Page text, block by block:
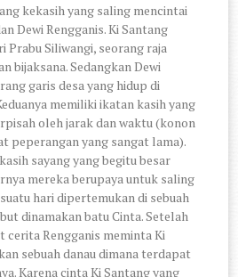
kekasih yang saling mencintai
Dewi Rengganis. Ki Santang
Prabu Siliwangi, seorang raja
bijaksana. Sedangkan Dewi
garis desa yang hidup di
memiliki ikatan kasih yang
oleh jarak dan waktu (konon
peperangan yang sangat lama).
sayang yang begitu besar
mereka berupaya untuk saling
hari dipertemukan di sebuah
dinamakan batu Cinta. Setelah
cerita Rengganis meminta Ki
sebuah danau dimana terdapat
Karena cinta Ki Santang yang